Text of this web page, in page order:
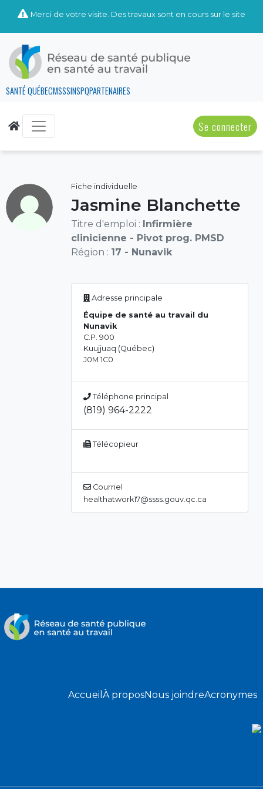
Merci de votre visite. Des travaux sont en cours sur le site
SANTÉ QUÉBECMSSSINSPQPARTENAIRES
Se connecter
Fiche individuelle
Jasmine Blanchette
Titre d'emploi : Infirmière
clinicienne - Pivot prog. PMSD
Région : 17 - Nunavik
Adresse principale
Équipe de santé au travail du
Nunavik
C.P. 900
Kuujjuaq (Québec)
J0M 1C0
Téléphone principal
(819) 964-2222
Télécopieur
Courriel
healthatwork17@ssss.gouv.qc.ca
Accueil À proposNous joindreAcronymes